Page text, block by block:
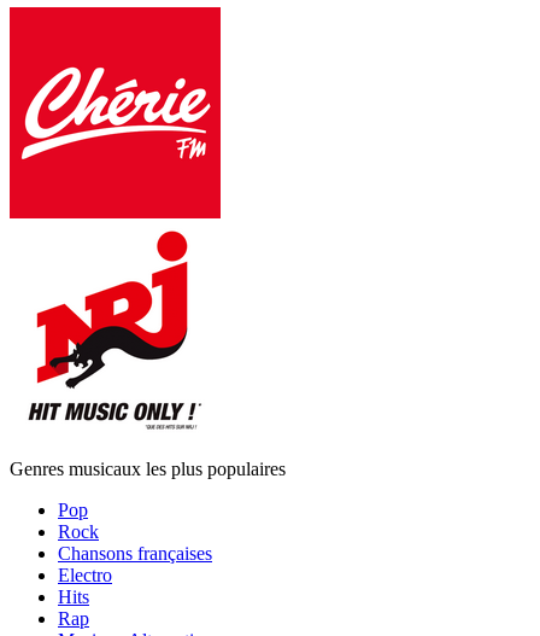
Genres musicaux les plus populaires
Pop
Rock
Chansons françaises
Electro
Hits
Rap